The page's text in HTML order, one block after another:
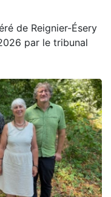
de Reignier-Ésery
par le tribunal